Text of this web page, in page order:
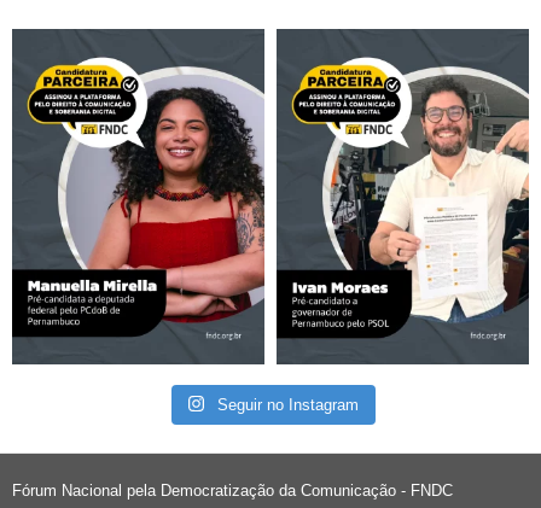
Seguir no Instagram
Fórum Nacional pela Democratização da Comunicação - FNDC